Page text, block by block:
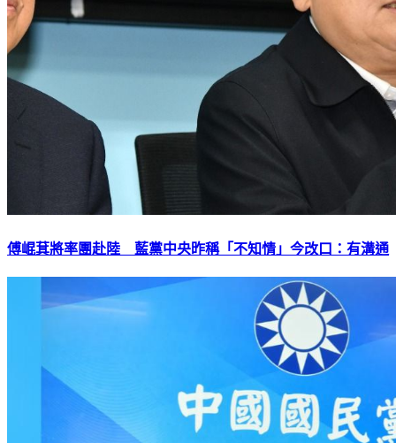
傅崐萁將率團赴陸 藍黨中央昨稱「不知情」今改口：有溝通